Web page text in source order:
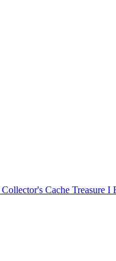
Collector's Cache Treasure I